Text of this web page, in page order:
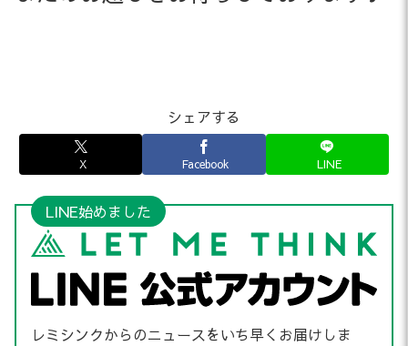
シェアする
X Facebook LINE
LINE始めました
レミシンクからのニュースをいち早くお届けしま